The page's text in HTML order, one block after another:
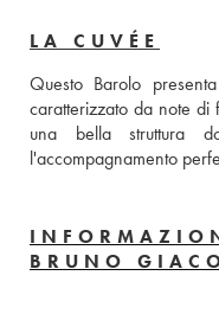
LA CUVÉE
Questo Barolo
caratterizzato da note di
una bella struttura
l'accompagnamento
BRUNO